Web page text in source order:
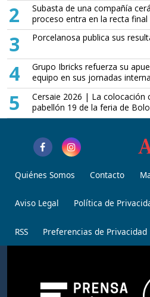
2
Subasta de una compañía
proceso entra en la recta final
3 Porcelanosa publica sus
4
Grupo Ibricks refuerza su
equipo en sus jornadas
5
Cersaie 2026 | La colocación
pabellón 19 de la feria de
Quiénes Somos Contacto
Aviso Legal Política de
RSS Preferencias de Privacidad